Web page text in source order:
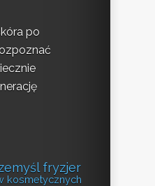
po
fryzjer
kosmetycznych